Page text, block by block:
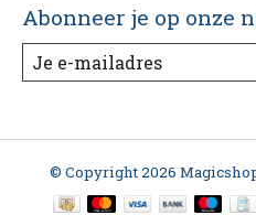
Abonneer je op onze
© Copyright 2026